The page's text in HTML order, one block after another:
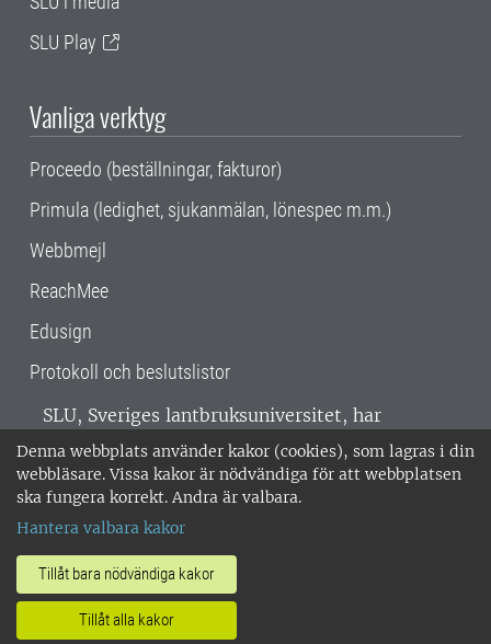
Denna webbplats använder kakor (cookies), som lagras i din
webbläsare. Vissa kakor är nödvändiga för att webbplatsen
ska fungera korrekt. Andra är valbara.
Hantera valbara kakor
Tillåt bara nödvändiga kakor
Tillåt alla kakor
SLU Play
Vanliga verktyg
Proceedo (beställningar, fakturor)
Primula (ledighet, sjukanmälan, lönespec m.m.)
Webbmejl
ReachMee
Edusign
Protokoll och beslutslistor
SLU, Sveriges lantbruksuniversitet, har
verksamhet över hela Sverige. Huvudorter är
Alnarp, Uppsala och Umeå.SLU är
miljöcertifierat enligt ISO 14001. •
018-67 10 00 • Org nr: 202100-2817 •
Om SLU:s webbplatser
•Hantera kakor•Behandling av
personuppgifter